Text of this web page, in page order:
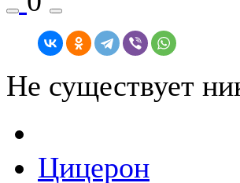
Не существует
Цицерон